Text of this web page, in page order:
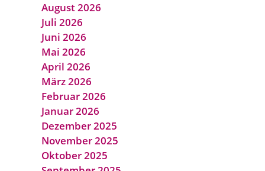
August 2026
Juli 2026
Juni 2026
Mai 2026
April 2026
März 2026
Februar 2026
Januar 2026
Dezember 2025
November 2025
Oktober 2025